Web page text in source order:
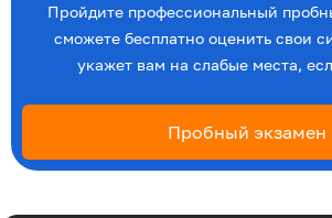
Пройдите профессиональный
сможете бесплатно оценить свои
укажет вам на слабые места,
Пробный экзамен